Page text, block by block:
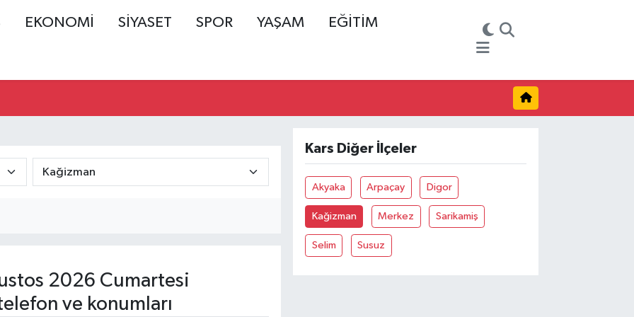
EKONOMİ SİYASET SPOR YAŞAM EĞİTİM
2026 Cumartesi
ve konumları
Kars Diğer İlçeler
Akyaka Arpaçay Digor
Kağizman Merkez Sarikamiş
Selim Susuz